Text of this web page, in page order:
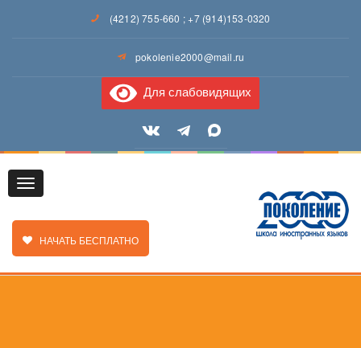
(4212) 755-660 ;+7 (914)153-0320
pokolenie2000@mail.ru
Для слабовидящих
Toggle
ЗАКАЗАТЬ ЗВОНОК
НАЧАТЬ БЕСПЛАТНО